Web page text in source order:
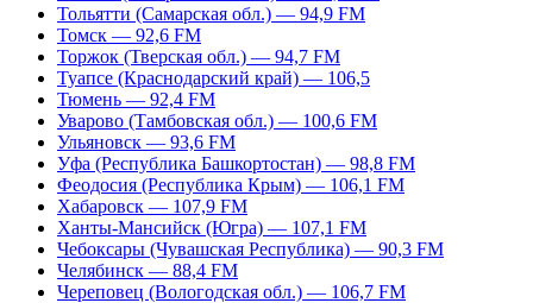
Тольятти (Самарская обл.) — 94,9 FM
Томск — 92,6 FM
Торжок (Тверская обл.) — 94,7 FM
Туапсе (Краснодарский край) — 106,5
Тюмень — 92,4 FM
Уварово (Тамбовская обл.) — 100,6 FM
Ульяновск — 93,6 FM
Уфа (Республика Башкортостан) — 98,8 FM
Феодосия (Республика Крым) — 106,1 FM
Хабаровск — 107,9 FM
Ханты-Мансийск (Югра) — 107,1 FM
Чебоксары (Чувашская Республика) — 90,3 FM
Челябинск — 88,4 FM
Череповец (Вологодская обл.) — 106,7 FM